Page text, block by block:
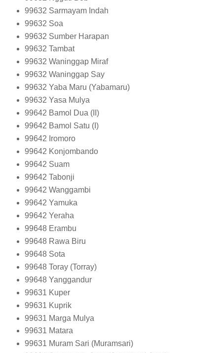
99632 Sarmayam Indah
99632 Soa
99632 Sumber Harapan
99632 Tambat
99632 Waninggap Miraf
99632 Waninggap Say
99632 Yaba Maru (Yabamaru)
99632 Yasa Mulya
99642 Bamol Dua (II)
99642 Bamol Satu (I)
99642 Iromoro
99642 Konjombando
99642 Suam
99642 Tabonji
99642 Wanggambi
99642 Yamuka
99642 Yeraha
99648 Erambu
99648 Rawa Biru
99648 Sota
99648 Toray (Torray)
99648 Yanggandur
99631 Kuper
99631 Kuprik
99631 Marga Mulya
99631 Matara
99631 Muram Sari (Muramsari)